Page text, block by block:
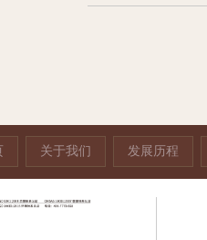
关于我们 发展历程